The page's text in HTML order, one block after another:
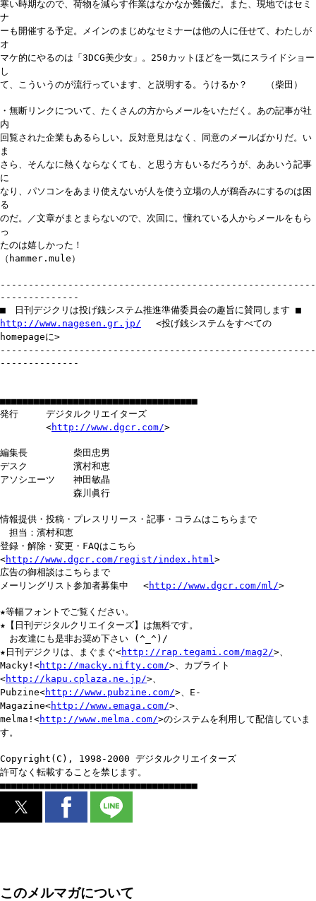
寒い時期なので、荷物を減らす作業はなかなか難儀だ。また、現地ではセミ
ナ
ーも開催する予定。メインのまじめなセミナーは他の人に任せて、わたしが
オ
マケ的にやるのは「3DCG美少女」。250カットほどを一気にスライドショー
し
て、こういうのが流行っています、と説明する。うけるか？ （柴田）
・無断リンクについて、たくさんの方からメールをいただく。あの記事が社
内
回覧された企業もあるらしい。反対意見はなく、同意のメールばかりだ。い
ま
さら、そんなに熱くならなくても、と思う方もいるだろうが、ああいう記事
に
なり、パソコンをあまり使えないが人を使う立場の人が鵜呑みにするのは困
る
のだ。／文章がまとまらないので、次回に。憧れている人からメールをもら
っ
たのは嬉しかった！
（hammer.mule）
--------------------------------------------------------
--------------
■ 日刊デジクリは投げ銭システム推進準備委員会の趣旨に賛同します ■
http://www.nagesen.gr.jp/ <投げ銭システムをすべての
homepageに>
--------------------------------------------------------
--------------
■■■■■■■■■■■■■■■■■■■■■■■■■■■■■■■■■■■
発行 デジタルクリエイターズ
<http://www.dgcr.com/>
編集長 柴田忠男
デスク 濱村和恵
アソシエーツ 神田敏晶
森川眞行
情報提供・投稿・プレスリリース・記事・コラムはこちらまで
担当：濱村和恵
登録・解除・変更・FAQはこちら
<http://www.dgcr.com/regist/index.html >
広告の御相談はこちらまで
メーリングリスト参加者募集中 <http://www.dgcr.com/ml/>
★等幅フォントでご覧ください。
★【日刊デジタルクリエイターズ】は無料です。
お友達にも是非お奨め下さい (^_^)/
★日刊デジクリは、まぐまぐ<http://rap.tegami.com/mag2/>、
Macky!<http://macky.nifty.com/>、カプライト
<http://kapu.cplaza.ne.jp/>、
Pubzine<http://www.pubzine.com/>、E-
Magazine<http://www.emaga.com/>、
melma!<http://www.melma.com/>のシステムを利用して配信していま
す。
Copyright(C), 1998-2000 デジタルクリエイターズ
許可なく転載することを禁じます。
■■■■■■■■■■■■■■■■■■■■■■■■■■■■■■■■■■■
このメルマガについて